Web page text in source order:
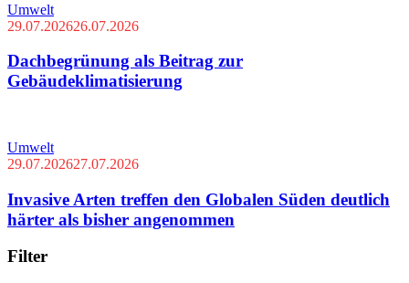
Umwelt
29.07.202626.07.2026
Dachbegrünung als Beitrag zur
Gebäudeklimatisierung
Umwelt
29.07.202627.07.2026
Invasive Arten treffen den Globalen Süden deutlich
härter als bisher angenommen
Filter